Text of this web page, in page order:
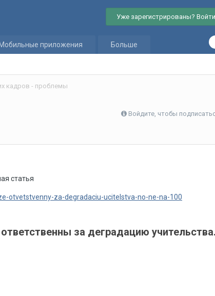
Уже зарегистрированы? Войти
Мобильные приложения Больше
кадров - проблемы
Войдите, чтобы
статья
otvetstvenny-za-degradaciu-ucitelstva-no-ne-na-100
за деградацию